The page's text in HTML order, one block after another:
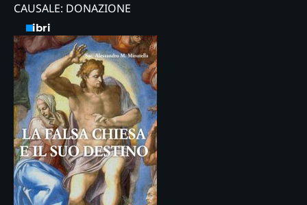
CAUSALE: DONAZIONE
Libri